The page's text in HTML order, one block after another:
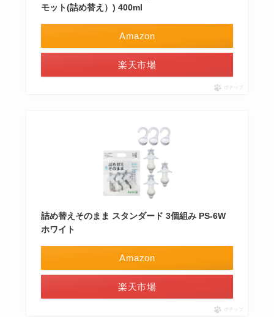
モット(詰め替え）) 400ml
Amazon
楽天市場
ポチップ
詰め替えそのまま スタンダード 3個組み PS-6W
ホワイト
Amazon
楽天市場
ポチップ